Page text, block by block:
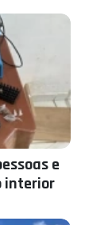
e
interior